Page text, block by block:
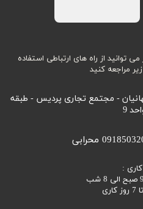
توانید از راه های ارتباطی استفاده
مراجعه کنید
- مجتمع تجاری پردیس - طبقه
9
: